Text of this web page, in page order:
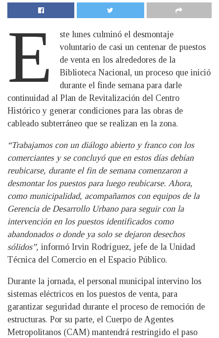
E
ste lunes culminó el desmontaje
voluntario de casi un centenar de puestos
de venta en los alrededores de la
Biblioteca Nacional, un proceso que inició
durante el finde semana para darle
continuidad al Plan de Revitalización del Centro
Histórico y generar condiciones para las obras de
cableado subterráneo que se realizan en la zona.
“Trabajamos con un diálogo abierto y franco con los
comerciantes y se concluyó que en estos días debían
reubicarse, durante el fin de semana comenzaron a
desmontar los puestos para luego reubicarse. Ahora,
como municipalidad, acompañamos con equipos de la
Gerencia de Desarrollo Urbano para seguir con la
intervención en los puestos identificados como
abandonados o donde ya solo se dejaron desechos
sólidos”, informó Irvin Rodríguez, jefe de la Unidad
Técnica del Comercio en el Espacio Público.
Durante la jornada, el personal municipal intervino los
sistemas eléctricos en los puestos de venta, para
garantizar seguridad durante el proceso de remoción de
estructuras. Por su parte, el Cuerpo de Agentes
Metropolitanos (CAM) mantendrá restringido el paso